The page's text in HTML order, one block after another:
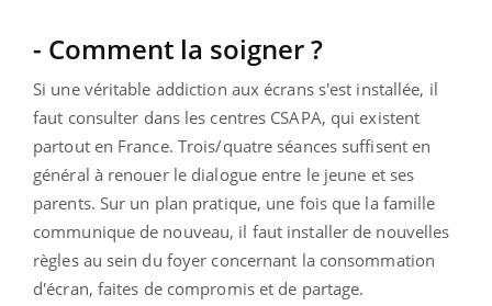
- Comment la soigner ?
Si une véritable addiction aux écrans s'est installée, il
faut consulter dans les centres CSAPA, qui existent
partout en France. Trois/quatre séances suffisent en
général à renouer le dialogue entre le jeune et ses
parents. Sur un plan pratique, une fois que la famille
communique de nouveau, il faut installer de nouvelles
règles au sein du foyer concernant la consommation
d'écran, faites de compromis et de partage.